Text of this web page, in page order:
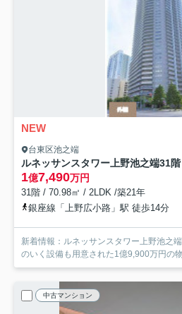
NEW
台東区池之端
ルネッサンスタワー上野池之端31階
1億7,490万円
31階 / 70.98㎡ / 2LDK /築21年
銀座線「上野広小路」駅 徒歩14分
新着情報：ルネッサンスタワー上野池之
のいく設備も用意された1億9,900万円の
中古マンション